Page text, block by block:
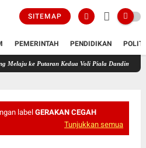
SITEMAP
PEMERINTAH PENDIDIKAN
Kedua Voli Piala Dandim Cup 0111/Bireuen
label GERAKAN CEGAH
Tunjukkan semua